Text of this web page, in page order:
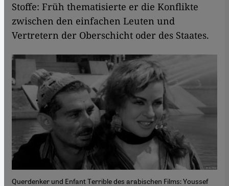
Stoffe: Früh thematisierte er die Konflikte
zwischen den einfachen Leuten und
Vertretern der Oberschicht oder des Staates.
Querdenker und Enfant Terrible des arabischen Films: Youssef